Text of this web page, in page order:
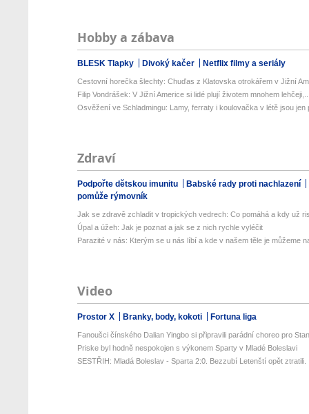
Hobby a zábava
BLESK Tlapky Divoký kačer Netflix filmy a seriály
Cestovní horečka šlechty: Chuďas z Klatovska otrokářem v Jižní
Filip Vondrášek: V Jižní Americe si lidé plují životem mnohem
Osvěžení ve Schladmingu: Lamy, ferraty i koulovačka v létě jsou jen
Zdraví
Podpořte dětskou imunitu
Babské rady proti nachlazení
pomůže rýmovník
Jak se zdravě zchladit v tropických vedrech: Co pomáhá a kdy už
Úpal a úžeh: Jak je poznat a jak se z nich rychle vyléčit
Parazité v nás: Kterým se u nás líbí a kde v našem těle je můžeme
Video
Prostor X Branky, body, kokoti Fortuna liga
Fanoušci čínského Dalian Yingbo si připravili parádní choreo pro
Priske byl hodně nespokojen s výkonem Sparty v Mladé Boleslavi
SESTŘIH: Mladá Boleslav - Sparta 2:0. Bezzubí Letenští opět ztratili.